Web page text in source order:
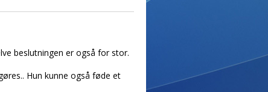
beslutningen er også for stor.
Hun kunne også føde et